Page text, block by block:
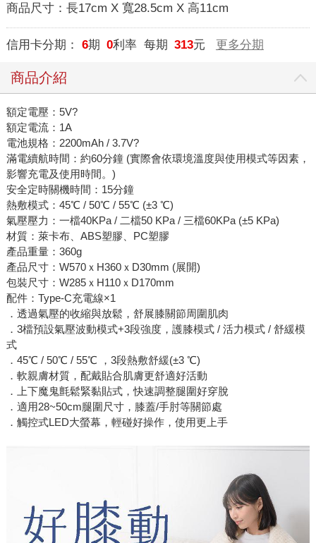
商品尺寸： 長17cm X 寬28.5cm X 高11cm
信用卡分期： 6期 0利率 每期 313元 更多分期
商品介紹
額定電壓：5V?
額定電流：1A
電池規格：2200mAh / 3.7V?
滿電續航時間：約60分鐘 (實際會依環境溫度與使用模式等因素，
影響充電及使用時間。)
安全定時關機時間：15分鐘
熱敷模式：45℃ / 50℃ / 55℃ (±3 ℃)
氣壓壓力：一檔40KPa / 二檔50 KPa / 三檔60KPa (±5 KPa)
材質：萊卡布、ABS塑膠、PC塑膠
產品重量：360g
產品尺寸：W570ｘH360ｘD30mm (展開)
包裝尺寸：W285ｘH110ｘD170mm
配件：Type-C充電線×1
．透過氣壓的收縮與放鬆，舒展膝關節周圍肌肉
．3檔預設氣壓波動模式+3段強度，護膝模式 / 活力模式 / 舒緩模
式
．45℃ / 50℃ / 55℃ ，3段熱敷舒緩(±3 ℃)
．軟親膚材質，配戴貼合肌膚更舒適好活動
．上下魔鬼氈鬆緊黏貼式，快速調整腿圍好穿脫
．適用28~50cm腿圍尺寸，膝蓋/手肘等關節處
．觸控式LED大螢幕，輕碰好操作，使用更上手